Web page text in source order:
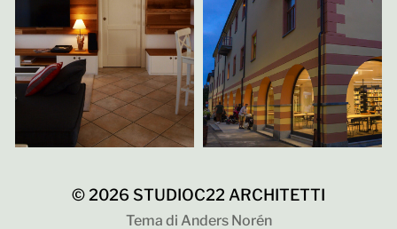
© 2026 STUDIOC22 ARCHITETTI
Tema di Anders Norén